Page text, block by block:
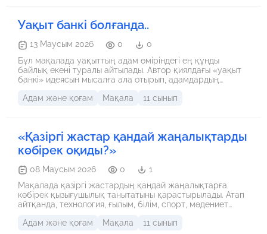
Уақыт банкі болғанда..
13 Маусым 2026 0
0
Бұл мақалада уақыттың адам өміріндегі ең құнды
байлық екені туралы айтылады. Автор қиялдағы «уақыт
банкі» идеясын мысалға ала отырып, адамдардың
жинап, жұмсауға болатын болса, әр минуттың қадірі
екені айтылған. Негізгі идея – адам өміріндегі ең үлкен
байлық ақша емес, уақыт, сондықтан әр сәтті бағалай
білу қажет.
Адам және қоғам Мақала 11 сынып
«Қазіргі жастар қандай жаңалықтарды
көбірек оқиды?»
08 Маусым 2026 0
1
Мақалада қазіргі жастардың қандай жаңалықтарға
көбірек қызығушылық танытатыны қарастырылады. Атап
айтқанда, технология, ғылым, білім, спорт, мәдениет
ақпараттардың жастар арасында кең таралу себептері
Адам және қоғам Мақала 11 сынып